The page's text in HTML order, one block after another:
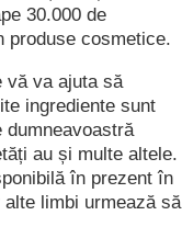
30.000 de
produse cosmetice.
vă va ajuta să
ingrediente sunt
dumneavoastră
au și multe altele.
în prezent în
limbi urmează să